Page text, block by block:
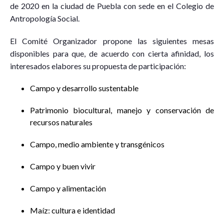
de 2020 en la ciudad de Puebla con sede en el Colegio de
Antropología Social.
El Comité Organizador propone las siguientes mesas
disponibles para que, de acuerdo con cierta afinidad, los
interesados elabores su propuesta de participación:
Campo y desarrollo sustentable
Patrimonio biocultural, manejo y conservación de
recursos naturales
Campo, medio ambiente y transgénicos
Campo y buen vivir
Campo y alimentación
Maíz: cultura e identidad